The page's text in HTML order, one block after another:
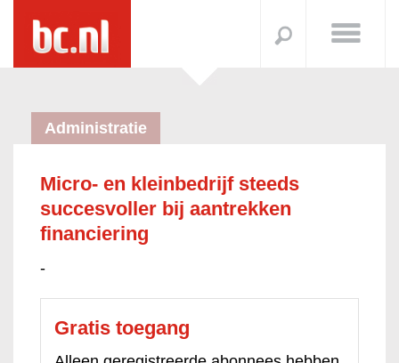
Administratie
Micro- en kleinbedrijf steeds
succesvoller bij aantrekken
financiering
-
Gratis toegang